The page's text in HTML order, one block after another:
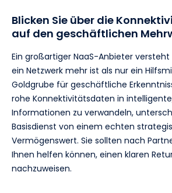
Blicken Sie über die
auf den geschäftlichen
Ein großartiger NaaS-Anbieter versteht
ein Netzwerk mehr ist als nur ein
Goldgrube für geschäftliche
rohe Konnektivitätsdaten in
Informationen zu verwandeln,
Basisdienst von einem echten
Vermögenswert. Sie sollten nach
Ihnen helfen können, einen klaren
nachzuweisen.